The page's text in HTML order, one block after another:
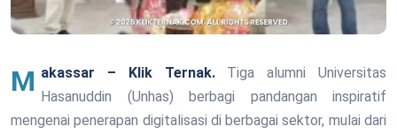
Makassar – Klik Ternak.Tiga alumni Universitas
Hasanuddin (Unhas) berbagi pandangan inspiratif
mengenai penerapan digitalisasi di berbagai sektor, mulai dari